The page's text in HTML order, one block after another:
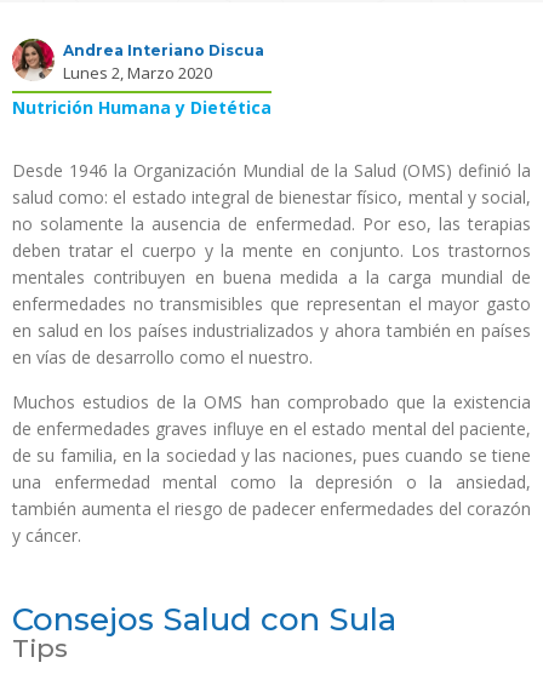
Andrea Interiano Discua
Lunes 2, Marzo 2020
Nutrición Humana y Dietética
Desde 1946 la Organización Mundial de la Salud (OMS) definió la
salud como: el estado integral de bienestar físico, mental y social,
no solamente la ausencia de enfermedad. Por eso, las terapias
deben tratar el cuerpo y la mente en conjunto. Los trastornos
mentales contribuyen en buena medida a la carga mundial de
enfermedades no transmisibles que representan el mayor gasto
en salud en los países industrializados y ahora también en países
en vías de desarrollo como el nuestro.
Muchos estudios de la OMS han comprobado que la existencia
de enfermedades graves influye en el estado mental del paciente,
de su familia, en la sociedad y las naciones, pues cuando se tiene
una enfermedad mental como la depresión o la ansiedad,
también aumenta el riesgo de padecer enfermedades del corazón
y cáncer.
Consejos Salud con Sula
Tips